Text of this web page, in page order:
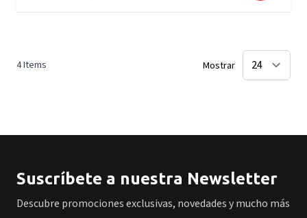
4Items Mostrar
Suscríbete a nuestra Newsletter
Descubre promociones exclusivas, novedades y mucho más